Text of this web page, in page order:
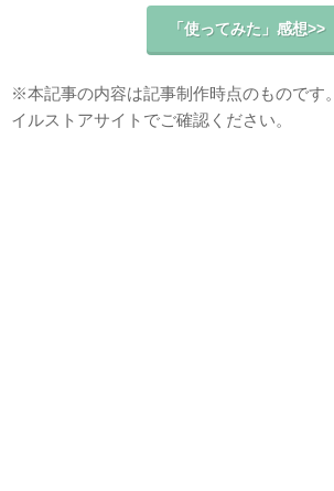
「使ってみた」感想>>
※本記事の内容は記事制作時点のものです
イルストアサイトでご確認ください。